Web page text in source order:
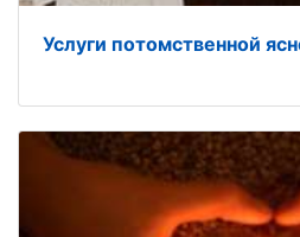
Услуги потомственной